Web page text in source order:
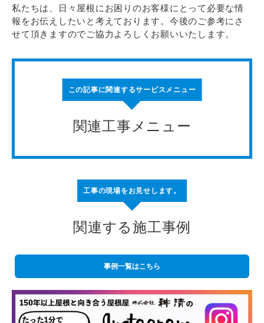
私たちは、日々屋根にお困りのお客様にとって必要な情
報をお伝えしたいと考えております。今後のご参考にさ
せて頂きますのでご協力よろしくお願いいたします。
この記事に関連するサービスメニュー
関連工事メニュー
工事の現場をお見せします。
関連する施工事例
事例一覧はこちら